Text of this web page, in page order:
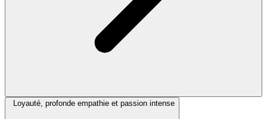
Loyauté, profonde empathie et passion intense